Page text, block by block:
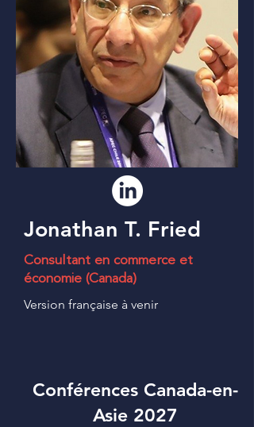
Jonathan T. Fried
Consultant en commerce et
économie (Canada)
Version française à venir
Conférences Canada-en-
Asie 2027